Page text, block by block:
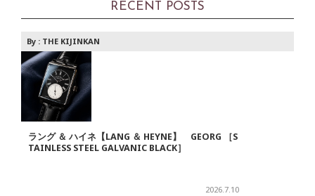
RECENT POSTS
By : THE KIJINKAN
ラング ＆ ハイネ【LANG ＆ HEYNE】 GEORG ［S
TAINLESS STEEL GALVANIC BLACK］
2026.7.10